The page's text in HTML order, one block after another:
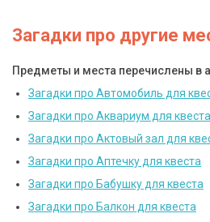
Загадки про другие
Предметы и места перечислены в
Загадки про Автомобиль для
Загадки про Аквариум для квеста
Загадки про Актовый зал для
Загадки про Аптечку для квеста
Загадки про Бабушку для квеста
Загадки про Балкон для квеста